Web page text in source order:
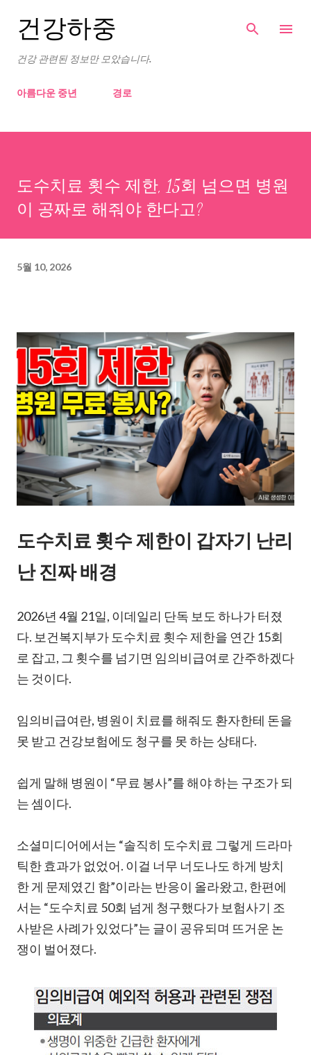
기본 콘텐츠로 건너뛰기
건강하중
건강 관련된 정보만 모았습니다.
아름다운 중년 경로
도수치료 횟수 제한, 15회 넘으면 병원
이 공짜로 해줘야 한다고?
5월 10, 2026
도수치료 횟수 제한이 갑자기 난리
난 진짜 배경
2026년 4월 21일, 이데일리 단독 보도 하나가 터졌
다. 보건복지부가 도수치료 횟수 제한을 연간 15회
로 잡고, 그 횟수를 넘기면 임의비급여로 간주하겠다
는 것이다.
임의비급여란, 병원이 치료를 해줘도 환자한테 돈을
못 받고 건강보험에도 청구를 못 하는 상태다.
쉽게 말해 병원이 “무료 봉사”를 해야 하는 구조가 되
는 셈이다.
소셜미디어에서는 “솔직히 도수치료 그렇게 드라마
틱한 효과가 없었어. 이걸 너무 너도나도 하게 방치
한 게 문제였긴 함”이라는 반응이 올라왔고, 한편에
서는 “도수치료 50회 넘게 청구했다가 보험사기 조
사받은 사례가 있었다”는 글이 공유되며 뜨거운 논
쟁이 벌어졌다.